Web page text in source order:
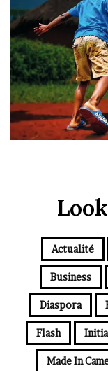
Actualité
Business
Diaspora
Flash
Made In